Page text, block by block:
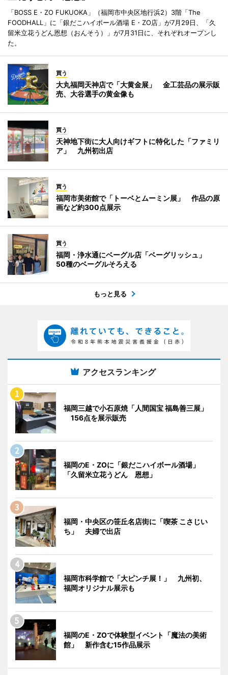
「BOSS E・ZO FUKUOKA」（福岡市中央区地行浜2）3階「The
FOODHALL」に「銀だこハイボール酒場 E・ZO店」が7月29日、「久
留米立花うどん恩想（おんそう）」が7月31日に、それぞれオープンし
た。
買う
大丸福岡天神店で「大黄金展」 金工芸品の展示販
売、大谷選手の黄金像も
買う
天神地下街に大人向けギフトに特化した「ファミリ
ア」 九州初出店
買う
福岡市美術館で「トーベとムーミン展」 作品の原
画など約300点展示
買う
福岡・浄水通にベーグル店「ベーグリッシュ」
50種のベーグルそろえる
もっと見る
アクセスランキング
福岡三越で小石原焼「人間国宝 福島善三展」
156点を展示販売
福岡のE・ZOに「銀だこハイボール酒場」
「久留米立花うどん 恩想」
福岡・中央区の笹丘名店街に「喫茶 こさじい
ち」 夫婦で出店
福岡市科学館で「大ピンチ展！」 九州初、
福岡オリジナル展示も
福岡のE・ZOで体験型イベント「魔法の美術
館」 新作含む15作品展示